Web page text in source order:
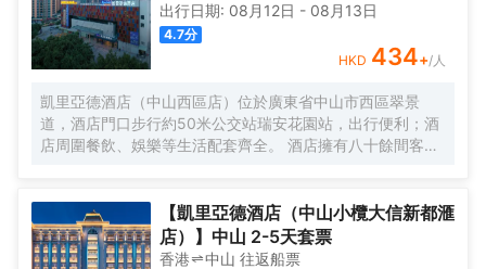
也能輕鬆滿足各種休閒與商務需求。客房分佈於2層至5層，
所有客房都配備有高品質的床品、高速wifi及智能控制系統，
確保賓客能夠享受到賓至如歸的居住體驗。喜悅餐廳位於1
層，每天都按照國際化標準提供數十種精選早餐品種，2-3種
本地特色菜，展現 （城市）飲食文化。此外，位於6層的洗
衣房配備有先進的自助洗衣烘乾設備以及高效熨燙機，賓客
在忙碌之餘也能輕鬆打理日常衣物。公寓是東呈集團旗下中
高端服務式公寓品牌，以“傾注匠心，融入當地”為品牌理念，
尊貴服務和非凡體驗的現代化理想居庭。
出行日期: 08月12日 - 08月13日
4.7分
HKD 434+/人
凱里亞德酒店（中山西區店）位於廣東省中山市西區翠景
道，酒店門口步行約50米公交站瑞安花園站，出行便利；酒
店周圍餐飲、娛樂等生活配套齊全。 酒店擁有八十餘間客
【凱里亞德酒店（中山小欖大信新都滙
店）】中山 2-5天套票
香港 中山 往返船票